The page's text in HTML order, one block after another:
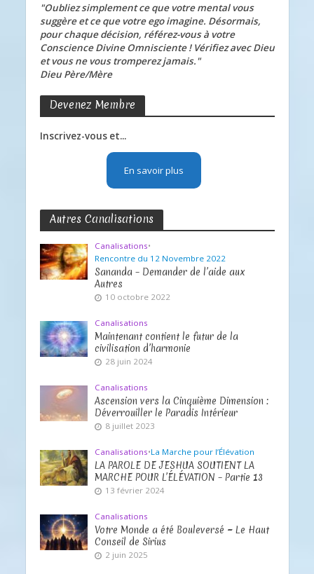
"Oubliez simplement ce que votre mental vous
suggère et ce que votre ego imagine. Désormais,
pour chaque décision, référez-vous à votre
Conscience Divine Omnisciente ! Vérifiez avec Dieu
et vous ne vous tromperez jamais."
Dieu Père/Mère
Devenez Membre
Inscrivez-vous et...
En savoir plus
Autres Canalisations
Canalisations•
Rencontre du 12 Novembre 2022
Sananda – Demander de l’aide aux
Autres
10 octobre 2022
Canalisations
Maintenant contient le futur de la
civilisation d’harmonie
28 juin 2024
Canalisations
Ascension vers la Cinquième Dimension :
Déverrouiller le Paradis Intérieur
8 juillet 2023
Canalisations•La Marche pour l’Élévation
LA PAROLE DE JESHUA SOUTIENT LA
MARCHE POUR L’ÉLÉVATION – Partie 13
13 février 2024
Canalisations
Votre Monde a été Bouleversé ~ Le Haut
Conseil de Sirius
2 juin 2025